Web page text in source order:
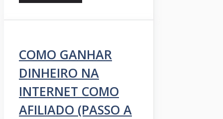
COMO GANHAR
DINHEIRO NA
INTERNET COMO
AFILIADO (PASSO A